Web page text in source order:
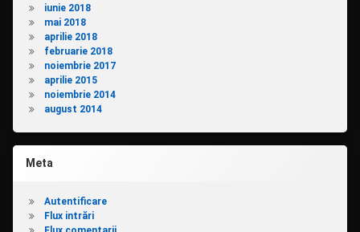
iunie 2018
mai 2018
aprilie 2018
februarie 2018
noiembrie 2017
aprilie 2015
noiembrie 2014
august 2014
Meta
Autentificare
Flux intrări